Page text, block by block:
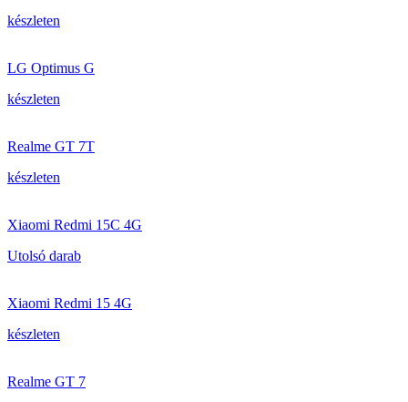
készleten
LG Optimus G
készleten
Realme GT 7T
készleten
Xiaomi Redmi 15C 4G
Utolsó darab
Xiaomi Redmi 15 4G
készleten
Realme GT 7